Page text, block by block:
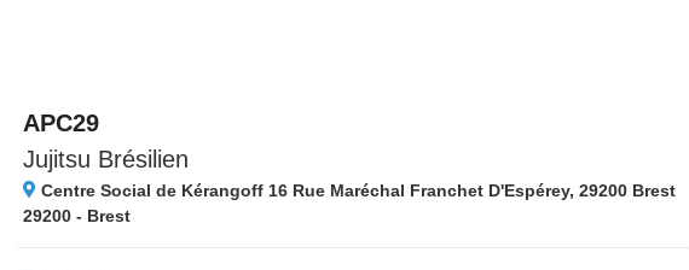
APC29
Jujitsu Brésilien
Centre Social de Kérangoff 16 Rue Maréchal Franchet D'Espérey, 29200 Brest
29200 - Brest